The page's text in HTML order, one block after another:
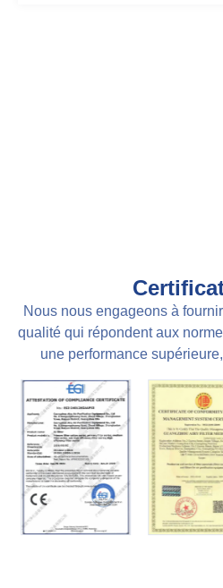
Nous nous engageons à
qualité qui répondent aux
une performance